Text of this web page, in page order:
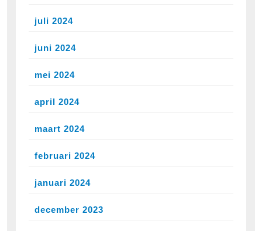
juli 2024
juni 2024
mei 2024
april 2024
maart 2024
februari 2024
januari 2024
december 2023